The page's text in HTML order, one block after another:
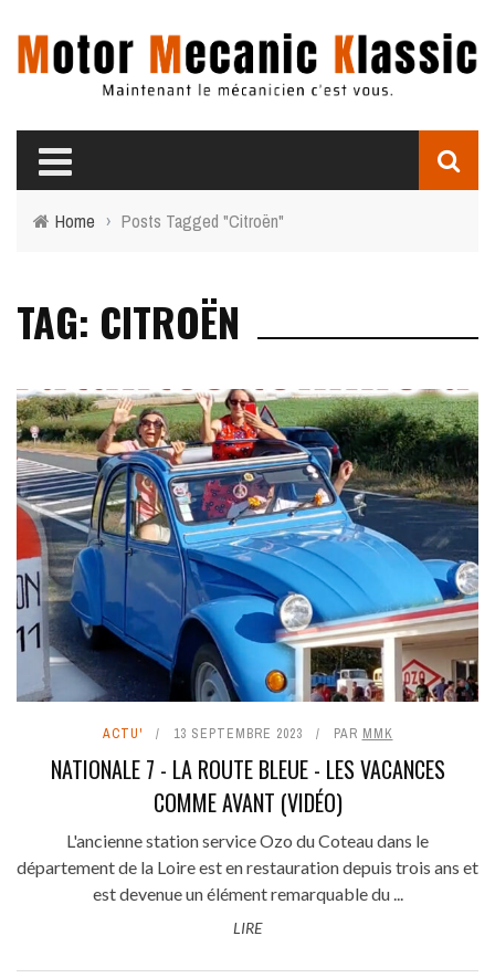
Home › Posts Tagged "Citroën"
TAG: CITROËN
ACTU' 13 SEPTEMBRE 2023 PAR MMK
NATIONALE 7 - LA ROUTE BLEUE - LES VACANCES
COMME AVANT (VIDÉO)
L'ancienne station service Ozo du Coteau dans le
département de la Loire est en restauration depuis trois ans et
est devenue un élément remarquable du ...
LIRE